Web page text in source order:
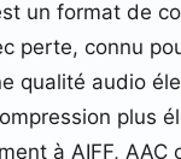
un format de
perte, connu
qualité audio
plus
à AIFF, AAC